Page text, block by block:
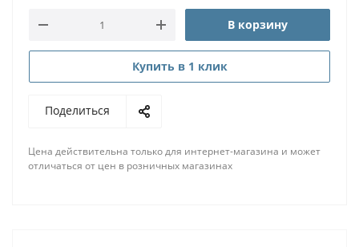
В корзину
Купить в 1 клик
Поделиться
Цена действительна только для интернет-магазина и может
отличаться от цен в розничных магазинах